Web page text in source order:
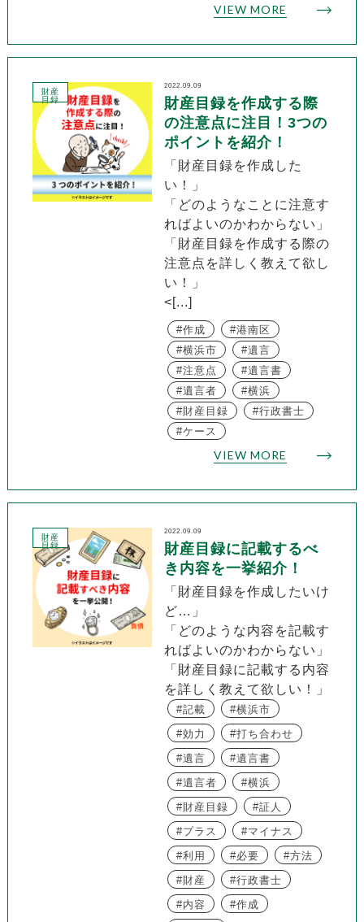
VIEW MORE
財産
目録
2022.09.09
財産目録を作成する際
の注意点に注目！3つの
ポイントを紹介！
「財産目録を作成した
い！」
「どのようなことに注意す
ればよいのかわからない」
「財産目録を作成する際の
注意点を詳しく教えて欲し
い！」
<[...]
作成
港南区
横浜市
遺言
注意点
遺言書
遺言者
横浜
財産目録
行政書士
ケース
VIEW MORE
財産
目録
2022.09.09
財産目録に記載するべ
き内容を一挙紹介！
「財産目録を作成したいけ
ど…」
「どのような内容を記載す
ればよいのかわからない」
「財産目録に記載する内容
を詳しく教えて欲しい！」
記載
横浜市
効力
打ち合わせ
遺言
遺言書
遺言者
横浜
財産目録
証人
プラス
マイナス
利用
必要
方法
財産
行政書士
内容
作成